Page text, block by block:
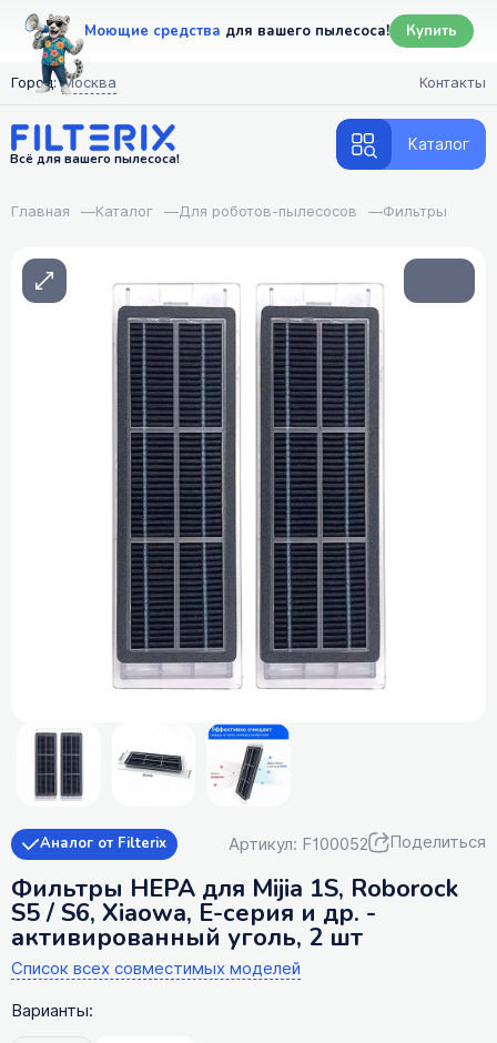
Моющие средства для вашего пылесоса! Купить
Город: Москва Контакты
Всё для вашего пылесоса!
Каталог
Главная —Каталог —Для роботов-пылесосов —Фильтры
Аналог от Filterix Артикул: F100052 Поделиться
Фильтры HEPA для Mijia 1S, Roborock
S5 / S6, Xiaowa, E-серия и др. -
активированный уголь, 2 шт
Список всех совместимых моделей
Варианты: